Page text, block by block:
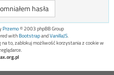
hasła
Przemo© 2003 phpBB Group
withBootstrapandVanillaJS.
to, zablokuj możliwość korzystania z cookie w